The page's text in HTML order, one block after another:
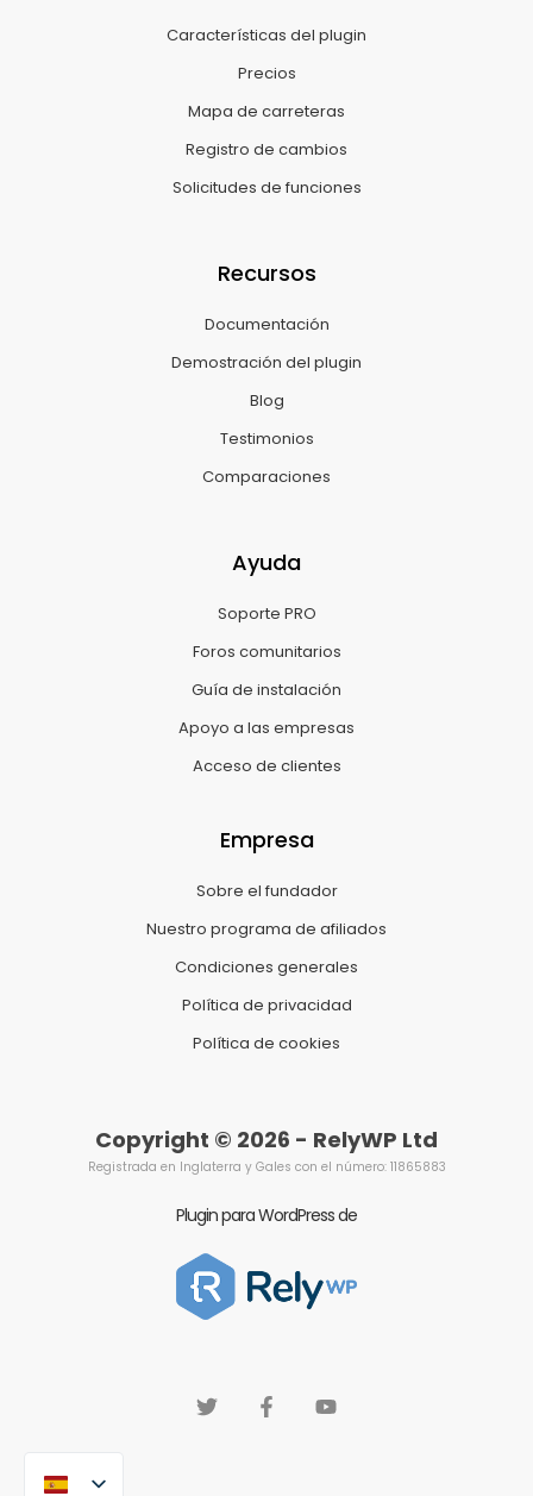
Características del plugin
Precios
Mapa de carreteras
Registro de cambios
Solicitudes de funciones
Recursos
Documentación
Demostración del plugin
Blog
Testimonios
Comparaciones
Ayuda
Soporte PRO
Foros comunitarios
Guía de instalación
Apoyo a las empresas
Acceso de clientes
Empresa
Sobre el fundador
Nuestro programa de afiliados
Condiciones generales
Política de privacidad
Política de cookies
Copyright © 2026 - RelyWP Ltd
Registrada en Inglaterra y Gales con el número: 11865883
Plugin para WordPress de